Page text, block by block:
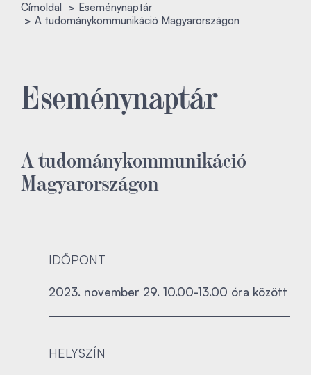
Címoldal
Eseménynaptár
A tudománykommunikáció Magyarországon
Eseménynaptár
A tudománykommunikáció
Magyarországon
IDŐPONT
2023. november 29. 10.00-13.00 óra között
HELYSZÍN